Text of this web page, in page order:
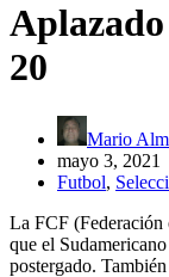
20
Mario
mayo 3, 2021
Futbol,
La FCF
que el
postergado.